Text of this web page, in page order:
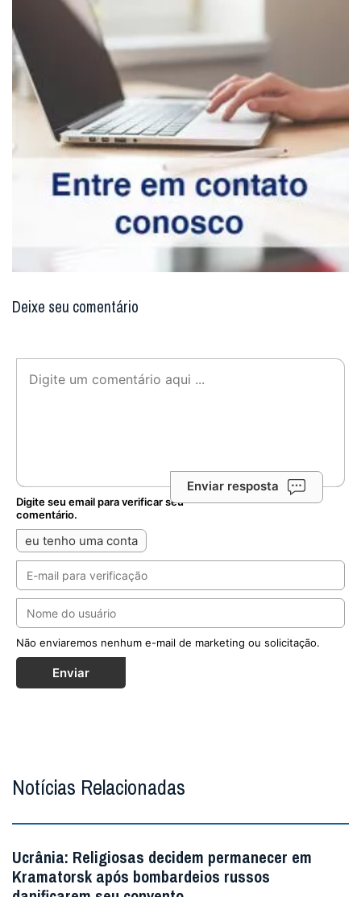
Deixe seu comentário
Enviar resposta
Digite seu email para verificar seu
comentário.
eu tenho uma conta
Não enviaremos nenhum e-mail de marketing ou solicitação.
Enviar
Notícias Relacionadas
Ucrânia: Religiosas decidem permanecer em
Kramatorsk após bombardeios russos